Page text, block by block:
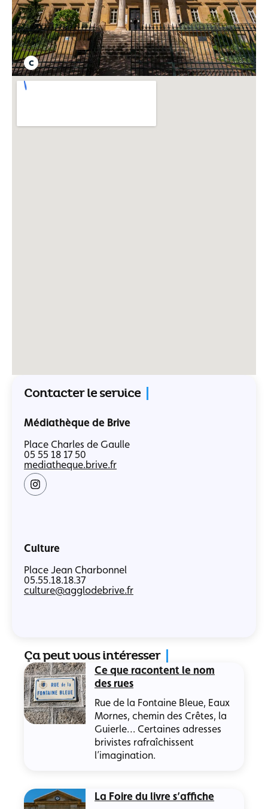
Contacter le service
Médiathèque de Brive
Place Charles de Gaulle
05 55 18 17 50
mediatheque.brive.fr
Culture
Place Jean Charbonnel
05.55.18.18.37
culture@agglodebrive.fr
Ça peut vous intéresser
Ce que racontent le nom
des rues
Rue de la Fontaine Bleue, Eaux
Mornes, chemin des Crêtes, la
Guierle… Certaines adresses
brivistes rafraîchissent
l’imagination.
La Foire du livre s’affiche